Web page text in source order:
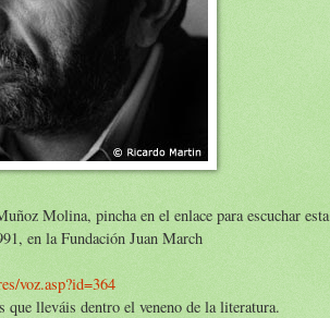
Molina, pincha en el enlace para escuchar esta
en la Fundación Juan March
voz.asp?id=364
que lleváis dentro el veneno de la literatura.